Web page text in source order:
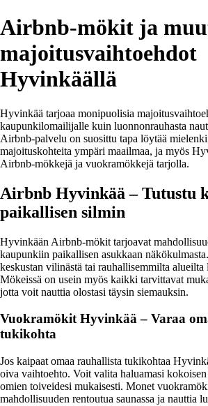
Airbnb-mökit ja
majoitusvaihtoehdot
Hyvinkäällä
Hyvinkää tarjoaa monipuolisia
kaupunkilomailijalle kuin luonnonrauhasta
Airbnb-palvelu on suosittu tapa löytää
majoituskohteita ympäri maailmaa, ja myös
Airbnb-mökkejä ja vuokramökkejä tarjolla.
Airbnb Hyvinkää – Tutustu
paikallisen silmin
Hyvinkään Airbnb-mökit tarjoavat
kaupunkiin paikallisen asukkaan
keskustan vilinästä tai rauhallisemmilta alueilta
Mökeissä on usein myös kaikki tarvittavat
jotta voit nauttia olostasi täysin siemauksin.
Vuokramökit Hyvinkää – Varaa
tukikohta
Jos kaipaat omaa rauhallista tukikohtaa
oiva vaihtoehto. Voit valita haluamasi
omien toiveidesi mukaisesti. Monet
mahdollisuuden rentoutua saunassa ja nauttia